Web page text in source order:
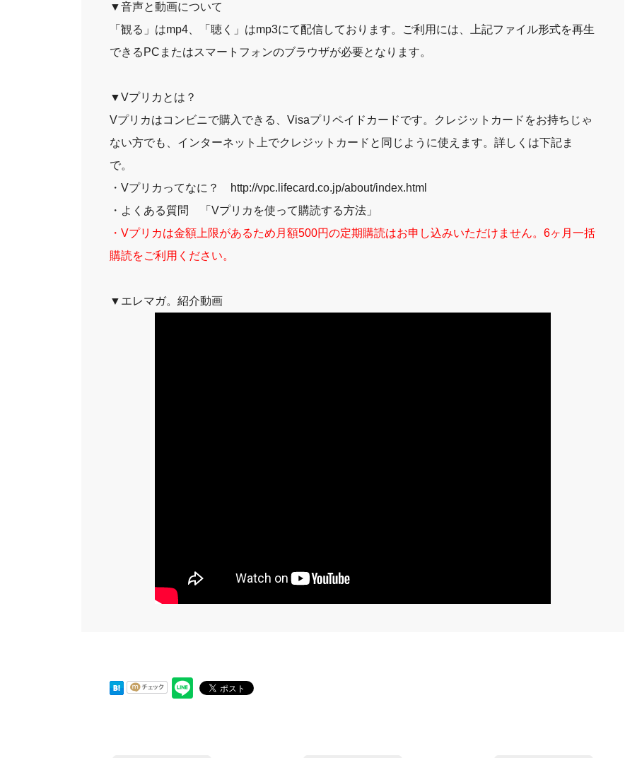
▼音声と動画について
「観る」はmp4、「聴く」はmp3にて配信しております。ご利用には、上記ファイル形式を再生
できるPCまたはスマートフォンのブラウザが必要となります。
▼Vプリカとは？
Vプリカはコンビニで購入できる、Visaプリペイドカードです。クレジットカードをお持ちじゃ
ない方でも、インターネット上でクレジットカードと同じように使えます。詳しくは下記ま
で。
・Vプリカってなに？
http://vpc.lifecard.co.jp/about/index.html
・よくある質問
「Vプリカを使って購読する方法」
・Vプリカは金額上限があるため月額500円の定期購読はお申し込みいただけません。6ヶ月一括
購読をご利用ください。
▼エレマガ。紹介動画